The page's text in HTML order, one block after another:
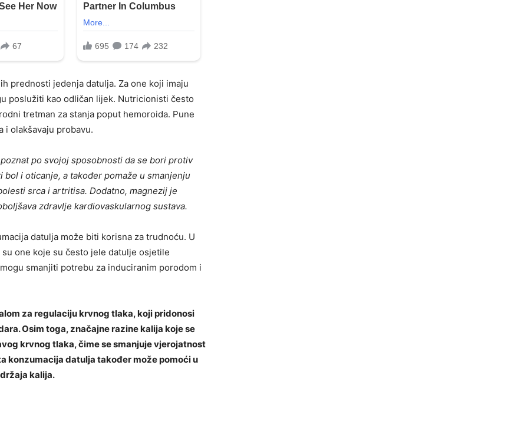
prednosti jedenja datulja. Za one koji imaju
poslužiti kao odličan lijek. Nutricionisti često
tretman za stanja poput hemoroida. Pune
i olakšavaju probavu.
po svojoj sposobnosti da se bori protiv
bol i oticanje, a također pomaže u smanjenju
srca i artritisa. Dodatno, magnezij je
zdravlje kardiovaskularnog sustava.
datulja može biti korisna za trudnoću. U
one koje su često jele datulje osjetile
smanjiti potrebu za induciranim porodom i
za regulaciju krvnog tlaka, koji pridonosi
Osim toga, značajne razine kalija koje se
krvnog tlaka, čime se smanjuje vjerojatnost
konzumacija datulja također može pomoći u
kalija.